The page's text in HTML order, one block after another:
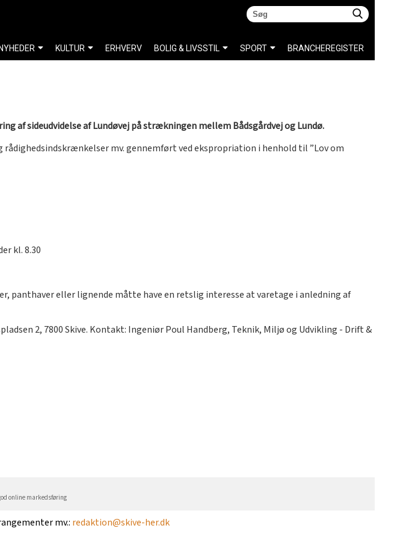
af sideudvidelse af Lundøvej på strækningen mellem Bådsgårdvej og Lundø.
mv. gennemført ved ekspropriation i henhold til ”Lov om
kl. 8.30
panthaver eller lignende måtte have en retslig interesse at varetage i anledning af
2, 7800 Skive. Kontakt: Ingeniør Poul Handberg, Teknik, Miljø og Udvikling - Drift &
mv.: redaktion@skive-her.dk
NYHEDER KULTUR ERHVERV BOLIG & LIVSSTIL SPORT BRANCHEREGISTER